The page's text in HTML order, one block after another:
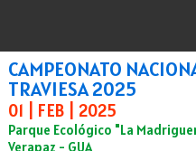
CAMPEONATO
TRAVIESA 2025
01 | FEB | 2025
Parque Ecológico "La
Verapaz - GUA